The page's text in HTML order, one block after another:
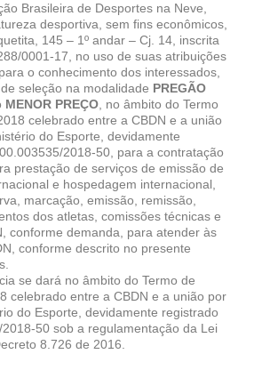
Brasileira de Desportes na Neve,
desportiva, sem fins econômicos,
145 – 1º andar – Cj. 14, inscrita
0001-17, no uso de suas atribuições
o conhecimento dos interessados,
seleção na modalidade PREGÃO
MENOR PREÇO , no âmbito do Termo
celebrado entre a CBDN e a união
do Esporte, devidamente
2018-50, para a contratação
prestação de serviços de emissão de
e hospedagem internacional,
marcação, emissão, remissão,
dos atletas, comissões técnicas e
conforme demanda, para atender às
conforme descrito no presente
se dará no âmbito do Termo de
celebrado entre a CBDN e a união por
do Esporte, devidamente registrado
50 sob a regulamentação da Lei
8.726 de 2016.